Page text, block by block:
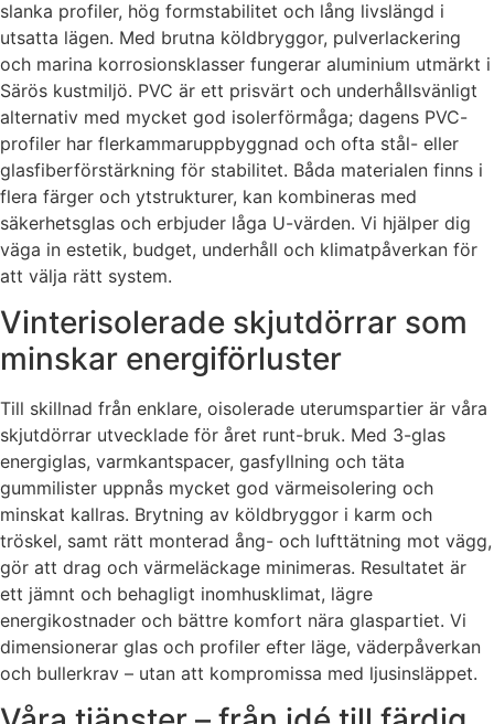
slanka profiler, hög formstabilitet och lång livslängd i
utsatta lägen. Med brutna köldbryggor, pulverlackering
och marina korrosionsklasser fungerar aluminium utmärkt i
Särös kustmiljö. PVC är ett prisvärt och underhållsvänligt
alternativ med mycket god isolerförmåga; dagens PVC-
profiler har flerkammaruppbyggnad och ofta stål- eller
glasfiberförstärkning för stabilitet. Båda materialen finns i
flera färger och ytstrukturer, kan kombineras med
säkerhetsglas och erbjuder låga U-värden. Vi hjälper dig
väga in estetik, budget, underhåll och klimatpåverkan för
att välja rätt system.
Vinterisolerade skjutdörrar som
minskar energiförluster
Till skillnad från enklare, oisolerade uterumspartier är våra
skjutdörrar utvecklade för året runt-bruk. Med 3-glas
energiglas, varmkantspacer, gasfyllning och täta
gummilister uppnås mycket god värmeisolering och
minskat kallras. Brytning av köldbryggor i karm och
tröskel, samt rätt monterad ång- och lufttätning mot vägg,
gör att drag och värmeläckage minimeras. Resultatet är
ett jämnt och behagligt inomhusklimat, lägre
energikostnader och bättre komfort nära glaspartiet. Vi
dimensionerar glas och profiler efter läge, väderpåverkan
och bullerkrav – utan att kompromissa med ljusinsläppet.